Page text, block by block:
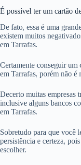
É possível ter um cartão
De fato, essa é uma
existem muitos
em Tarrafas.
Certamente conseguir
em Tarrafas, porém não é
Decerto muitas empresas
inclusive alguns bancos
em Tarrafas.
Sobretudo para que você
persistência e certeza,
escolher.